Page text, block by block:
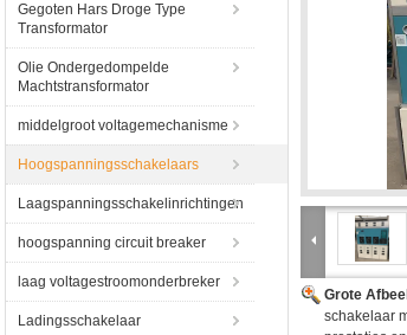
Gegoten Hars Droge Type
Transformator
Olie Ondergedompelde
Machtstransformator
middelgroot voltagemechanisme
Hoogspanningsschakelaars
Laagspanningsschakelinrichtingen
hoogspanning circuit breaker
laag voltagestroomonderbreker
Ladingsschakelaar
Grote
schakelaar